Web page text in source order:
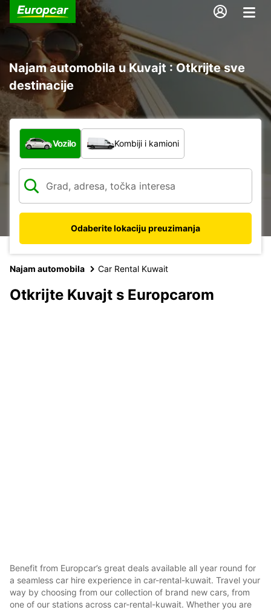
Najam automobila u Kuvajt : Otkrijte sve
destinacije
Koja vrsta vozila?
Vozilo Kombiji i kamioni
Odaberite lokaciju preuzimanja
Najam automobila Car Rental Kuwait
Otkrijte Kuvajt s Europcarom
Benefit from Europcar’s great deals available all year round for
a seamless car hire experience in car-rental-kuwait. Travel your
way by choosing from our collection of brand new cars, from
one of our stations across car-rental-kuwait. Whether you are